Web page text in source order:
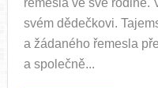
svém dědečkovi.
a žádaného řemesla
a společně...